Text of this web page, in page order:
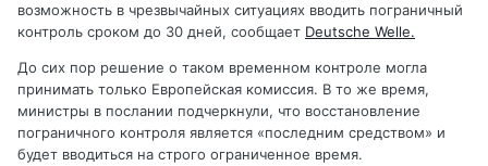
возможность в чрезвычайных ситуациях вводить пограничный
контроль сроком до 30 дней, сообщает Deutsche Welle.
До сих пор решение о таком временном контроле могла
принимать только Европейская комиссия. В то же время,
министры в послании подчеркнули, что восстановление
пограничного контроля является «последним средством» и
будет вводиться на строго ограниченное время.